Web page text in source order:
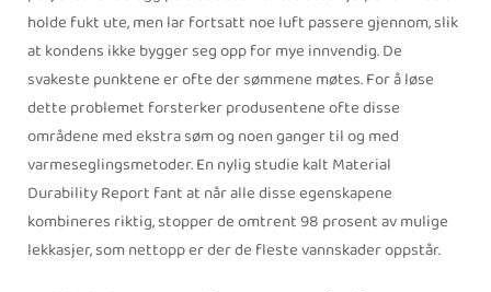
holde fukt ute, men lar fortsatt noe luft passere gjennom, slik
at kondens ikke bygger seg opp for mye innvendig. De
svakeste punktene er ofte der sømmene møtes. For å løse
dette problemet forsterker produsentene ofte disse
områdene med ekstra søm og noen ganger til og med
varmeseglingsmetoder. En nylig studie kalt Material
Durability Report fant at når alle disse egenskapene
kombineres riktig, stopper de omtrent 98 prosent av mulige
lekkasjer, som nettopp er der de fleste vannskader oppstår.